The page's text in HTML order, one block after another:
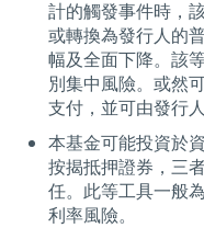
計的觸發事件時，
或轉換為發行人的
幅及全面下降。該
別集中風險。或然
支付，並可由發行人
本基金可能投資於
按揭抵押證券，三
任。此等工具一般
利率風險。